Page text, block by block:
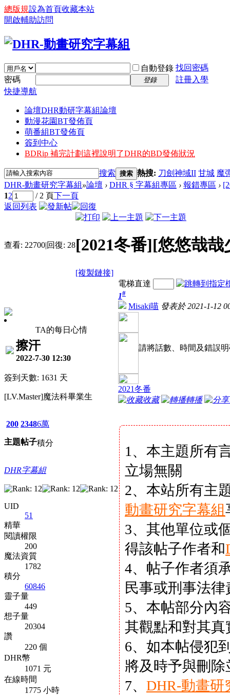
總版規設為首頁收藏本站
開啟輔助訪問
自動登錄 找回密碼
密碼
登錄
註冊入學
快捷導航
論壇DHR動研字幕組論壇
動漫花園BT發佈頁
萌番組BT發佈頁
簽到中心
BDRip 補完計劃這裡說明了DHR的BD發佈狀況
搜索 搜索 熱搜: 刀劍神域II 甘城 魔
DHR-動畫研究字幕組»論壇 › DHR § 字幕組專區 › 報錯專區 ›
12 / 2 頁下一頁
返回列表
查看: 22700|回復: 28[2021冬番][悠悠哉
[複製鏈接]
TA的每日心情
擦汗
2022-7-30 12:30
簽到天數: 1631 天
[LV.Master]魔法科畢業生
200
主題
2348
帖子
6萬
積分
DHR字幕組
UID
51
精華
閱讀權限
200
魔法資質
1782
積分
60846
靈子量
449
想子量
20304
讚
220 個
DHR幣
1071 元
在線時間
1775 小時
電梯直達
1#
Misaki喵 發表於 2021-1-12
請將話數、時間及錯誤
2021冬番
收藏
轉播
1、本主題所有
立場無關
2、本站所有主
動畫研究字幕組
3、其他單位或
得該帖子作者和
4、帖子作者須
民事或刑事法律
5、本帖部分內
其觀點和對其真
6、如本帖侵犯
將及時予與刪
7、 DHR-動畫研